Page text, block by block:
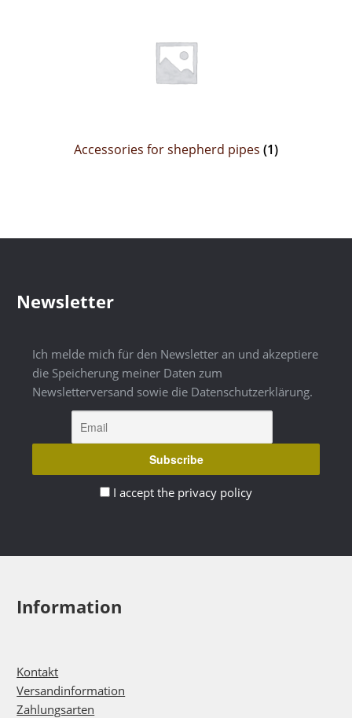
Accessories for shepherd pipes (1)
Newsletter
Ich melde mich für den Newsletter an und akzeptiere
die Speicherung meiner Daten zum
Newsletterversand sowie die Datenschutzerklärung.
I accept the privacy policy
Information
Kontakt
Versandinformation
Zahlungsarten